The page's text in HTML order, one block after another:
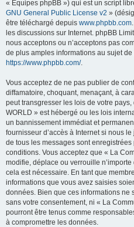
« Équipes phpBB ») qui est un script
GNU General Public License v2 »
être téléchargé depuis www.phpbb.com
les discussions sur Internet. phpBB
nous acceptons ou n’acceptons pas
de plus amples informations au sujet
https://www.phpbb.com/.
Vous acceptez de ne pas publier de
diffamatoire, choquant, menaçant, à
peut transgresser les lois de votre
WORLD » est hébergé ou les lois
un bannissement immédiat et
fournisseur d’accès à Internet si nous
de tous les messages sont
conditions. Vous acceptez que « La
modifie, déplace ou verrouille
cela est nécessaire. En tant que
informations que vous avez saisies
données. Bien que ces informations ne
sans votre consentement, ni « La
pourront être tenus comme
à compromettre les données.